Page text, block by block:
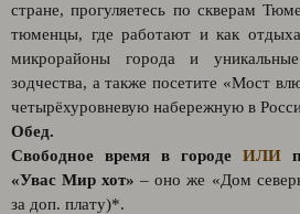
стране, прогуляетесь по скверам
тюменцы, где работают и как
микрорайоны города и
зодчества, а также посетите «Мост
четырёхуровневую набережную в
Обед.
Свободное время в городе ИЛИ
«Увас Мир хот» – оно же «Дом
за доп. плату)*.